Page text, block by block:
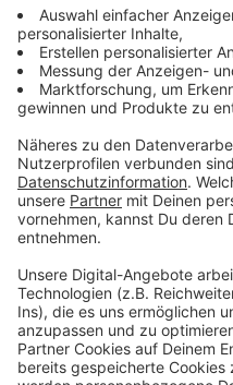
Stadtentwicklung und
Drei der 17
Köln/Bonn - nämlich Köln
und Pulheim. Und damit
Rolle bei den Spielen.
Schuster sieht in
Spielen eine einmalige
Die Region Köln/Bonn
Kreis sind dabei,
die Sparkasse Köln/
Anzeige